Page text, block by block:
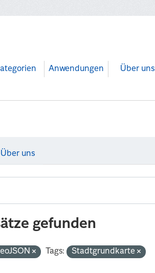
Anwendungen Über uns
Über uns
gefunden
Tags:
Stadtgrundkarte